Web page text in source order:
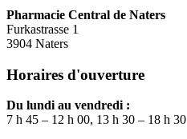
Pharmacie Central de Naters
Furkastrasse 1
3904 Naters
Horaires d'ouverture
Du lundi au vendredi :
7 h 45 – 12 h 00, 13 h 30 – 18 h 30